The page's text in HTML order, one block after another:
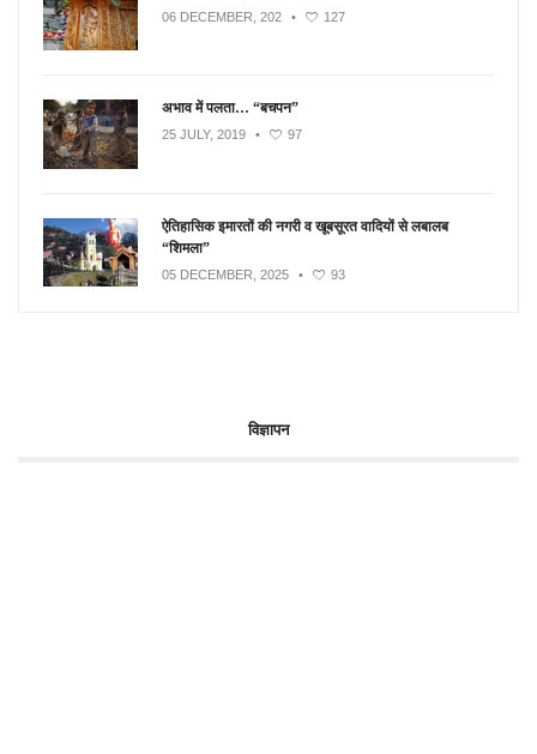
06 DECEMBER, 202 • 127
अभाव में पलता… “बचपन”
25 JULY, 2019 • 97
ऐतिहासिक इमारतों की नगरी व खूबसूरत वादियों से लबालब
“शिमला”
05 DECEMBER, 2025 • 93
विज्ञापन